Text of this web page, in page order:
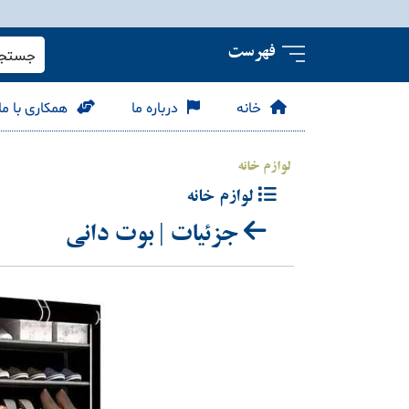
فهرست
خانه درباره ما همکاری با
لوازم خانه
لوازم خانه
جزئیات | بوت دانی